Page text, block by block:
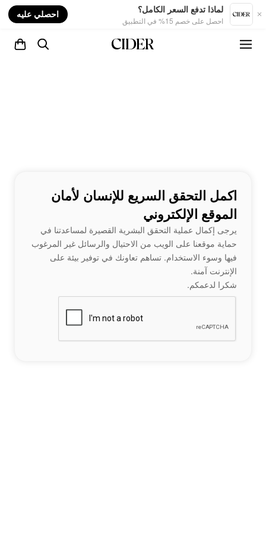
لماذا تدفع السعر الكامل؟
احصل على خصم 15% في التطبيق
احصلي عليه
اكمل التحقق السريع للإنسان لأمان
الموقع الإلكتروني
يرجى إكمال عملية التحقق البشرية القصيرة لمساعدتنا في
حماية موقعنا على الويب من الاحتيال والرسائل غير المرغوب
فيها وسوء الاستخدام. تساهم تعاونك في توفير بيئة على
الإنترنت آمنة.
شكرا لدعمكم.